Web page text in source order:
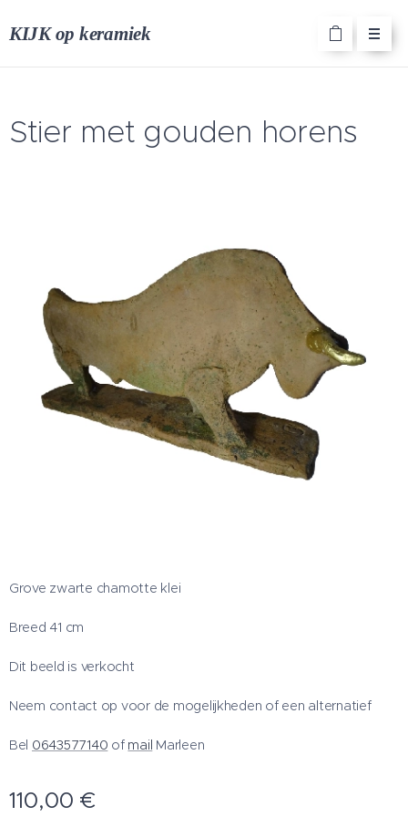
KIJK op keramiek
Stier met gouden horens
Grove zwarte chamotte klei
Breed 41 cm
Dit beeld is verkocht
Neem contact op voor de mogelijkheden of een alternatief
Bel 0643577140 of mail Marleen
110,00 €